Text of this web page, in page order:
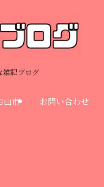
雑記ブログ
山市 お問い合わせ